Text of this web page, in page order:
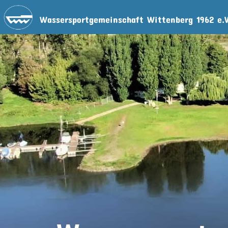
Wassersportgemeinschaft Wittenberg 1962